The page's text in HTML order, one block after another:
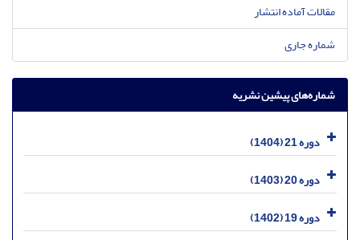
مقالات آماده انتشار
شماره جاری
شماره‌های پیشین نشریه
دوره 21 (1404)
دوره 20 (1403)
دوره 19 (1402)